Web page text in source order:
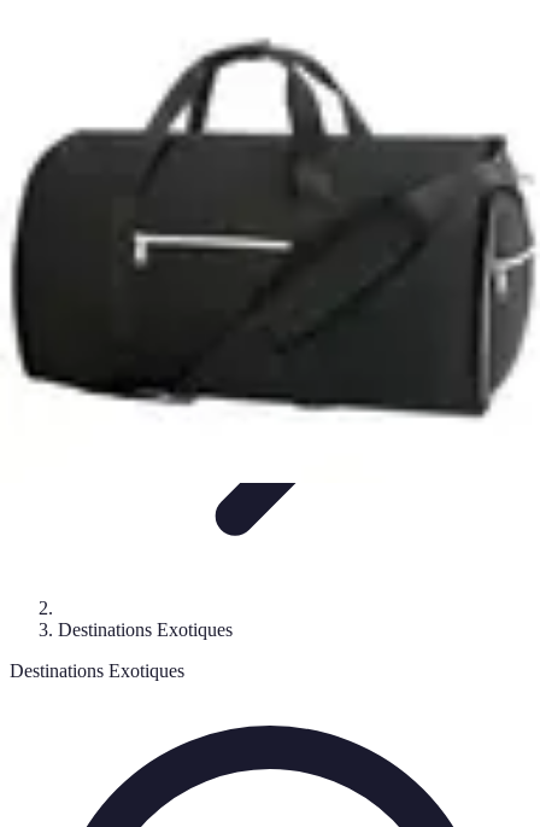
Destinations
TendancesComparatifs
Destination Exotique
Destinations Exotiques
Destinations Exotiques